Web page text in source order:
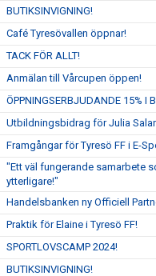
BUTIKSINVIGNING!
Café Tyresövallen öppnar!
TACK FÖR ALLT!
Anmälan till Vårcupen öppen!
ÖPPNINGSERBJUDANDE 15% I
Utbildningsbidrag för Julia
Framgångar för Tyresö FF i E-
"Ett väl fungerande samarbete
ytterligare!"
Handelsbanken ny Officiell
Praktik för Elaine i Tyresö FF!
SPORTLOVSCAMP 2024!
BUTIKSINVIGNING!